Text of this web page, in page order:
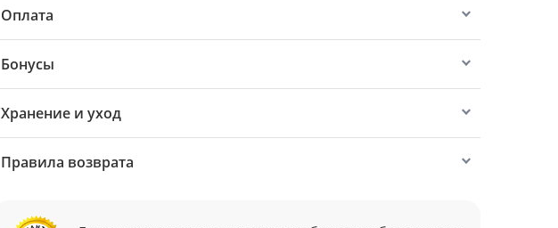
Оплата
Бонусы
Хранение и уход
Правила возврата